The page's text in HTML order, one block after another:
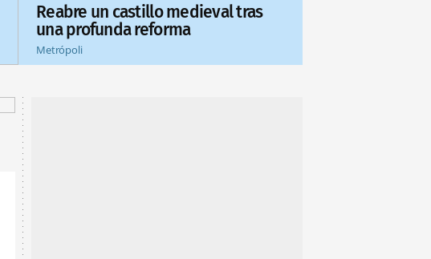
Reabre un castillo medieval tras
una profunda reforma
Metrópoli